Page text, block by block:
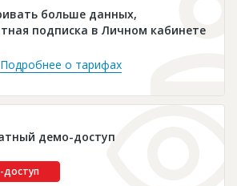
больше данных,
подписка в Личном кабинете
Подробнее о тарифах
демо-доступ
доступ